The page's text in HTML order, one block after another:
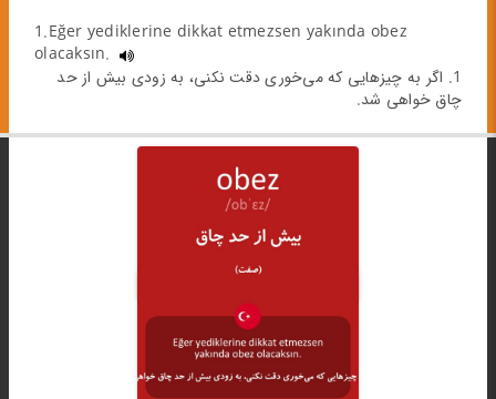
1.Eğer yediklerine dikkat etmezsen yakında obez
olacaksın.
1. اگر به چیزهایی که می‌خوری دقت نکنی، به زودی بیش از حد
چاق خواهی شد.